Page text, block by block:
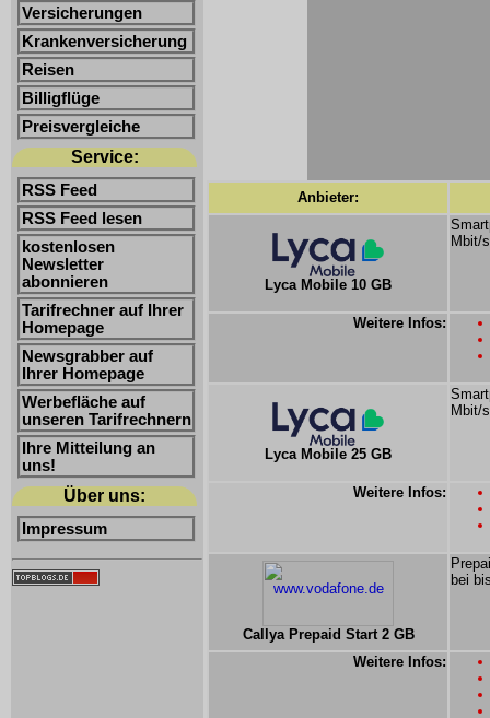
Versicherungen
Krankenversicherung
Reisen
Billigflüge
Preisvergleiche
Service:
RSS Feed
RSS Feed lesen
kostenlosen
Newsletter
abonnieren
Tarifrechner auf Ihrer
Homepage
Newsgrabber auf
Ihrer Homepage
Werbefläche auf
unseren Tarifrechnern
Ihre Mitteilung an
uns!
Über uns:
Impressum
Anbieter:
Lyca Mobile 10 GB
Mbit/s
Weitere Infos:
Lyca Mobile 25 GB
Mbit/s
Weitere Infos:
Callya Prepaid Start 2 GB
bei
Weitere Infos: